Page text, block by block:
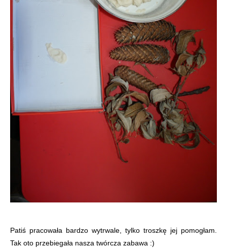
Patiś pracowała bardzo wytrwale, tylko troszkę jej pomogłam.
Tak oto przebiegała nasza twórcza zabawa :)